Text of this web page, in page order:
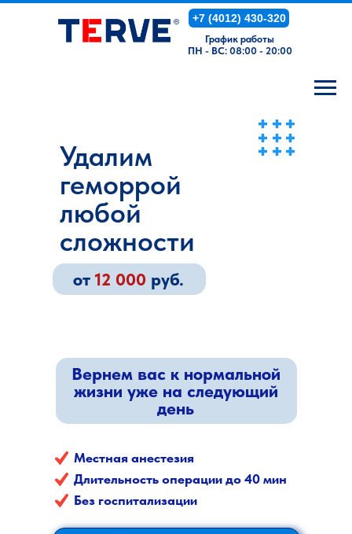
График работы
ПН - ВС: 08:00 - 20:00
+7 (4012) 430-320
Удалим
геморрой
любой
сложности
от 12 000 руб.
Местная анестезия
Длительность операции до 40 мин
Без госпитализации
Вернем вас к нормальной
жизни уже на следующий
день